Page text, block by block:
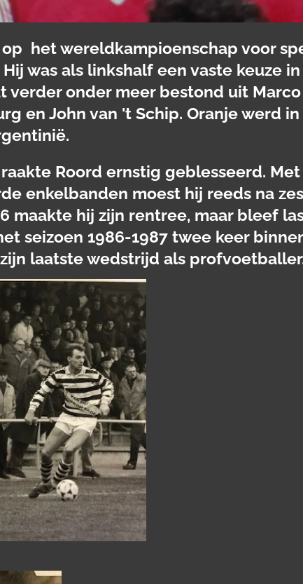
op het wereldkampioenschap voor
was als linkshalf een vaste keuze
verder onder meer bestond uit Marco
en John van 't Schip. Oranje werd
Roord ernstig geblesseerd.
enkelbanden moest hij reeds na
maakte hij zijn rentree, maar bleef
seizoen 1986-1987 twee keer
laatste wedstrijd als